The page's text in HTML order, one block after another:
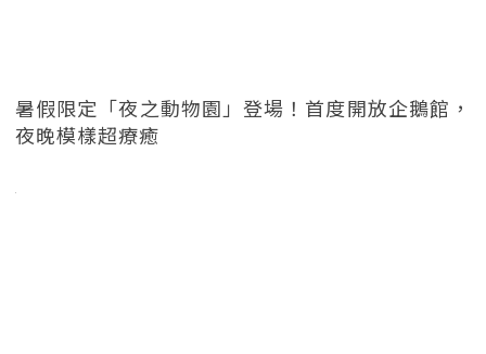
暑假限定「夜之動物園」登場！首度開放企鵝館，
夜晚模樣超療癒